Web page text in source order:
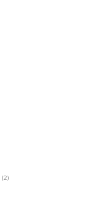
(2)